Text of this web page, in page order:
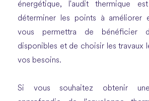
énergétique, l'audit thermique
déterminer les points à améliorer
vous permettra de bénéficier
disponibles et de choisir les travaux
vos besoins.
Si vous souhaitez obtenir